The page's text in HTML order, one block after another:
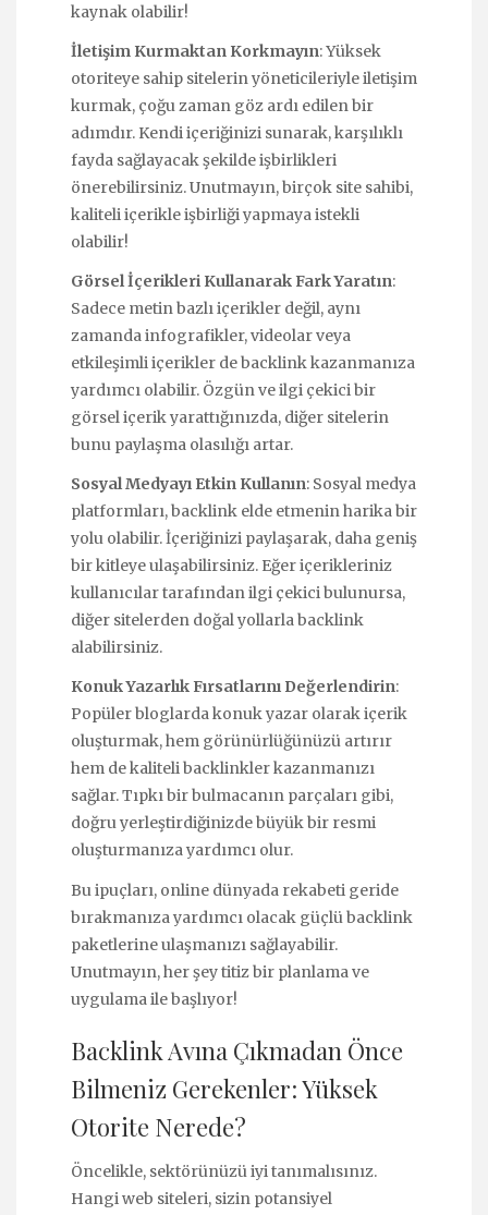
kaynak olabilir!
İletişim Kurmaktan Korkmayın: Yüksek
otoriteye sahip sitelerin yöneticileriyle iletişim
kurmak, çoğu zaman göz ardı edilen bir
adımdır. Kendi içeriğinizi sunarak, karşılıklı
fayda sağlayacak şekilde işbirlikleri
önerebilirsiniz. Unutmayın, birçok site sahibi,
kaliteli içerikle işbirliği yapmaya istekli
olabilir!
Görsel İçerikleri Kullanarak Fark Yaratın:
Sadece metin bazlı içerikler değil, aynı
zamanda infografikler, videolar veya
etkileşimli içerikler de backlink kazanmanıza
yardımcı olabilir. Özgün ve ilgi çekici bir
görsel içerik yarattığınızda, diğer sitelerin
bunu paylaşma olasılığı artar.
Sosyal Medyayı Etkin Kullanın: Sosyal medya
platformları, backlink elde etmenin harika bir
yolu olabilir. İçeriğinizi paylaşarak, daha geniş
bir kitleye ulaşabilirsiniz. Eğer içerikleriniz
kullanıcılar tarafından ilgi çekici bulunursa,
diğer sitelerden doğal yollarla backlink
alabilirsiniz.
Konuk Yazarlık Fırsatlarını Değerlendirin:
Popüler bloglarda konuk yazar olarak içerik
oluşturmak, hem görünürlüğünüzü artırır
hem de kaliteli backlinkler kazanmanızı
sağlar. Tıpkı bir bulmacanın parçaları gibi,
doğru yerleştirdiğinizde büyük bir resmi
oluşturmanıza yardımcı olur.
Bu ipuçları, online dünyada rekabeti geride
bırakmanıza yardımcı olacak güçlü backlink
paketlerine ulaşmanızı sağlayabilir.
Unutmayın, her şey titiz bir planlama ve
uygulama ile başlıyor!
Backlink Avına Çıkmadan Önce
Bilmeniz Gerekenler: Yüksek
Otorite Nerede?
Öncelikle, sektörünüzü iyi tanımalısınız.
Hangi web siteleri, sizin potansiyel